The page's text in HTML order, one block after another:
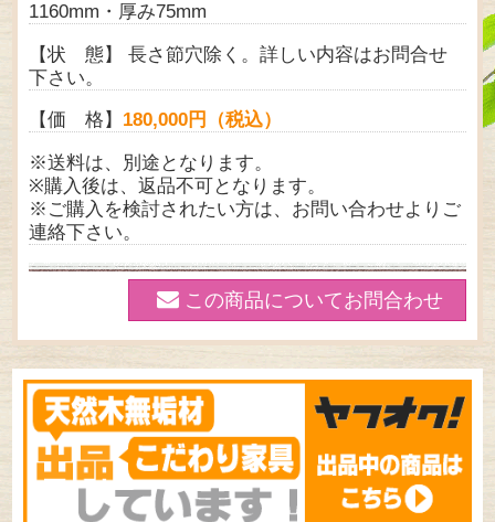
1160mm・厚み75mm
【状 態】 長さ節穴除く。詳しい内容はお問合せ
下さい。
【価 格】 180,000円（税込）
※送料は、別途となります。
※購入後は、返品不可となります。
※ご購入を検討されたい方は、お問い合わせよりご
連絡下さい。
この商品についてお問合わせ